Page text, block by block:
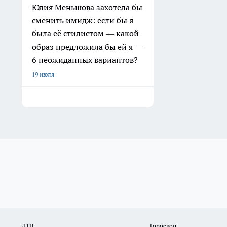
Юлия Меньшова захотела бы
сменить имидж: если бы я
была её стилистом — какой
образ предложила бы ей я —
6 неожиданных вариантов?
19 июля